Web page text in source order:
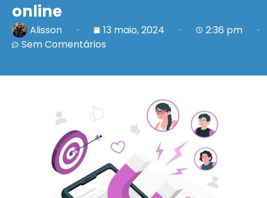
online
Alisson 13 maio, 2024
2:36 pm
Sem Comentários